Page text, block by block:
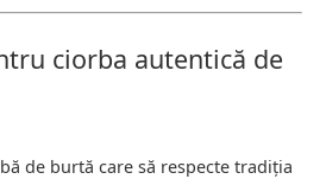
ciorba autentică de
de burtă care să respecte tradiția